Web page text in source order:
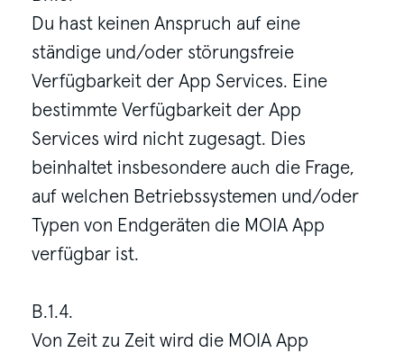
Du hast keinen Anspruch auf eine
ständige und/oder störungsfreie
Verfügbarkeit der App Services. Eine
bestimmte Verfügbarkeit der App
Services wird nicht zugesagt. Dies
beinhaltet insbesondere auch die Frage,
auf welchen Betriebssystemen und/oder
Typen von Endgeräten die MOIA App
verfügbar ist.
B.1.4.
Von Zeit zu Zeit wird die MOIA App